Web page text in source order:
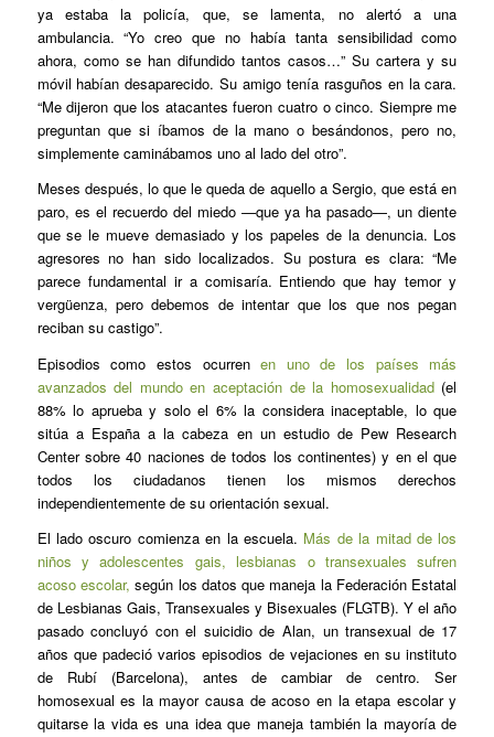
ya estaba la policía, que, se lamenta, no alertó a una
ambulancia. “Yo creo que no había tanta sensibilidad como
ahora, como se han difundido tantos casos…” Su cartera y su
móvil habían desaparecido. Su amigo tenía rasguños en la cara.
“Me dijeron que los atacantes fueron cuatro o cinco. Siempre me
preguntan que si íbamos de la mano o besándonos, pero no,
simplemente caminábamos uno al lado del otro”.
Meses después, lo que le queda de aquello a Sergio, que está en
paro, es el recuerdo del miedo —que ya ha pasado—, un diente
que se le mueve demasiado y los papeles de la denuncia. Los
agresores no han sido localizados. Su postura es clara: “Me
parece fundamental ir a comisaría. Entiendo que hay temor y
vergüenza, pero debemos de intentar que los que nos pegan
reciban su castigo”.
Episodios como estos ocurrenen uno de los países más
avanzados del mundo en aceptación de la homosexualidad(el
88% lo aprueba y solo el 6% la considera inaceptable, lo que
sitúa a España a la cabeza en un estudio de Pew Research
Center sobre 40 naciones de todos los continentes) y en el que
todos los ciudadanos tienen los mismos derechos
independientemente de su orientación sexual.
El lado oscuro comienza en la escuela. Más de la mitad de los
niños y adolescentes gais, lesbianas o transexuales sufren
acoso escolar, según los datos que maneja la Federación Estatal
de Lesbianas Gais, Transexuales y Bisexuales (FLGTB). Y el año
pasado concluyó con el suicidio de Alan, un transexual de 17
años que padeció varios episodios de vejaciones en su instituto
de Rubí (Barcelona), antes de cambiar de centro. Ser
homosexual es la mayor causa de acoso en la etapa escolar y
quitarse la vida es una idea que maneja también la mayoría de